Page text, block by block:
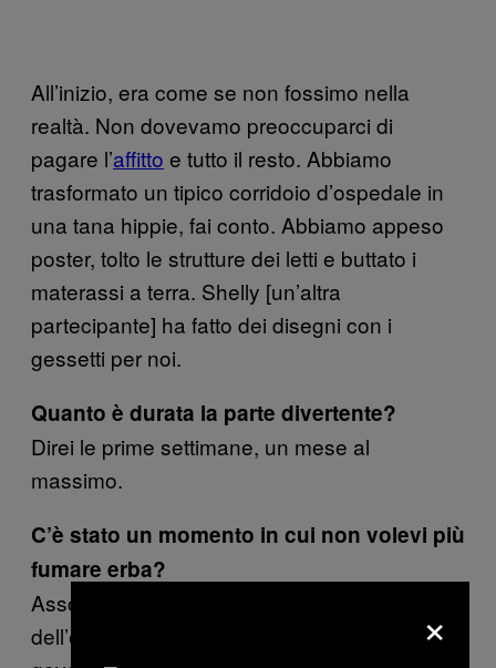
All’inizio, era come se non fossimo nella
realtà. Non dovevamo preoccuparci di
pagare l’affitto e tutto il resto. Abbiamo
trasformato un tipico corridoio d’ospedale in
una tana hippie, fai conto. Abbiamo appeso
poster, tolto le strutture dei letti e buttato i
materassi a terra. Shelly [un’altra
partecipante] ha fatto dei disegni con i
gessetti per noi.
Quanto è durata la parte divertente?
Direi le prime settimane, un mese al
massimo.
C’è stato un momento in cui non volevi più
fumare erba?
Assolutamente sì. Direi un po’ prima della fine
dell’esperimento. Era marijuana coltivata dal
×